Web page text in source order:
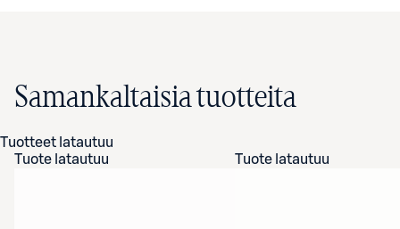
Samankaltaisia tuotteita
Tuotteet latautuu
Tuote latautuu
Tuote latautuu